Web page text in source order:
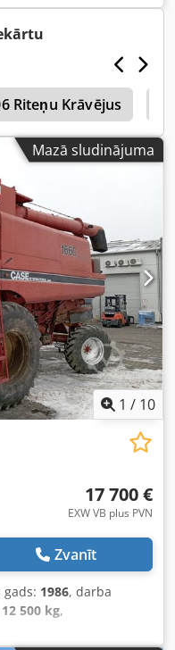
Riteņu Krāvējus
Mazā sludinājuma
1 / 10
17 700 €
EXW VB plus PVN
Zvanīt
gads: 1986, darba
12 500 kg,